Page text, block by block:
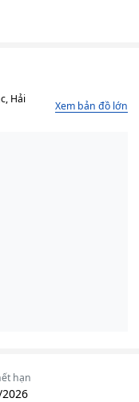
Hải
Xem bản đồ lớn
hạn